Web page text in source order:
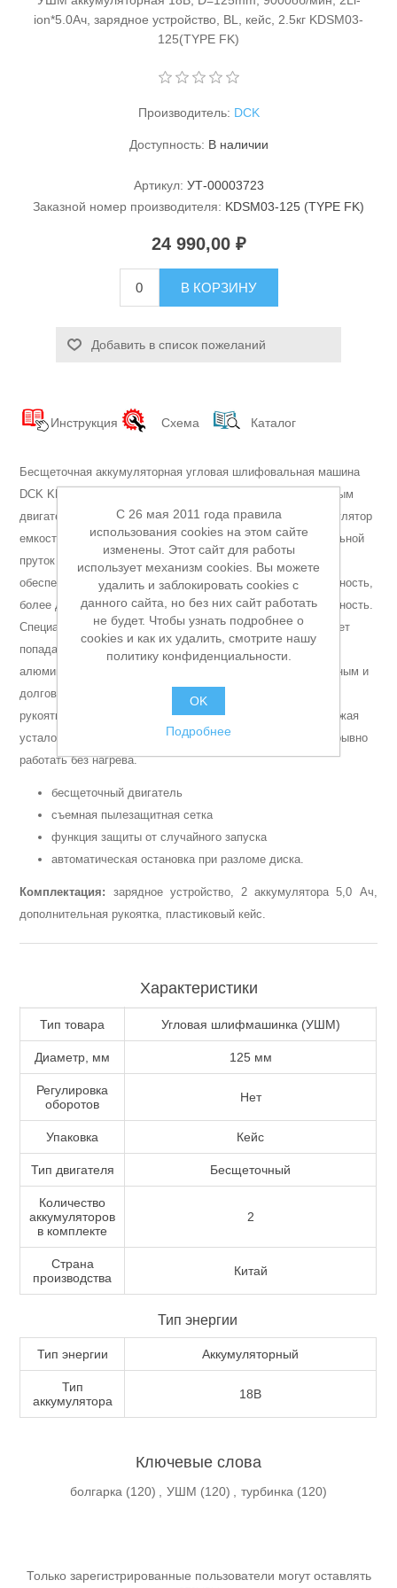
Аккумуляторы и ЗУ
Грузоподъемное оборудование
Пневмоинструменты
Измерительный инструмент
ion*5.0Ач, зарядное устройство, BL, кейс, 2.5кг KDSM03-
125(TYPE FK)
Производитель: DCK
Доступность: В наличии
Артикул: УТ-00003723
Заказной номер производителя: KDSM03-125 (TYPE FK)
24 990,00 ₽
В КОРЗИНУ
Добавить в список пожеланий
Инструкция Схема Каталог
Бесщеточная аккумуляторная угловая шлифовальная машина
DCK KDSM03-125(TYPE FK) это инструмент с более мощным
двигателем и более длительным временем работы, аккумулятор
емкостью 4,0 Ач позволяет резать деформированный стальной
пруток диаметром 12 мм 72 раза. Бесщеточный двигатель
обеспечивает более мощную и стабильную производительность,
более длительный срок службы и более высокая долговечность.
Специальная конструкция пылевого фильтра предотвращает
попадание мусора в корпус. Редуктор изготовлен из
алюминиевого сплава, что делает его легким, высокопрочным и
долговечным. Эргономичный захват даёт мягкая
рукоятка, обеспечивая комфорт и лучшее управление, снижая
усталость. Мощный отводящий патрубок позволяет непрерывно
работать без нагрева.
бесщеточный двигатель
съемная пылезащитная сетка
функция защиты от случайного запуска
автоматическая остановка при разломе диска.
Комплектация: зарядное устройство, 2 аккумулятора 5,0 Ач,
дополнительная рукоятка, пластиковый кейс.
Характеристики
Тип товара Угловая шлифмашинка (УШМ)
Диаметр, мм 125 мм
Регулировка
оборотов
Нет
Упаковка Кейс
Тип двигателя Бесщеточный
Количество
аккумуляторов
в комплекте
2
Страна
производства
Китай
Тип энергии
Тип энергии Аккумуляторный
Тип
аккумулятора
18В
Ключевые слова
болгарка (120) УШМ (120) турбинка (120)
Только зарегистрированные пользователи могут оставлять
C 26 мая 2011 года правила
использования cookies на этом сайте
изменены. Этот сайт для работы
использует механизм cookies. Вы можете
удалить и заблокировать cookies с
данного сайта, но без них сайт работать
не будет. Чтобы узнать подробнее о
cookies и как их удалить, смотрите нашу
политику конфиденциальности.
OK
Подробнее